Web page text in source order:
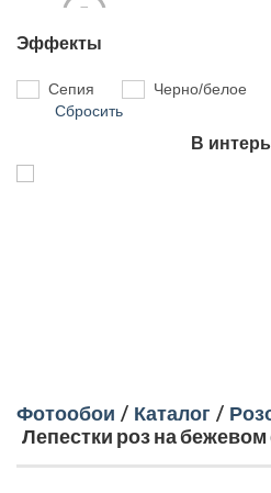
Эффекты
Сепия Черно/белое
Сбросить
В
Фотообои / Каталог /
Лепестки роз на